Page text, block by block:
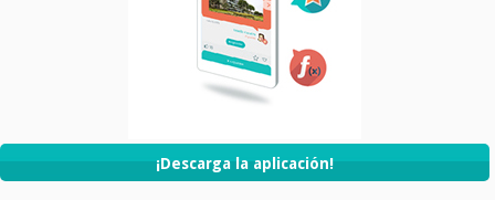
¡Descarga la aplicación!